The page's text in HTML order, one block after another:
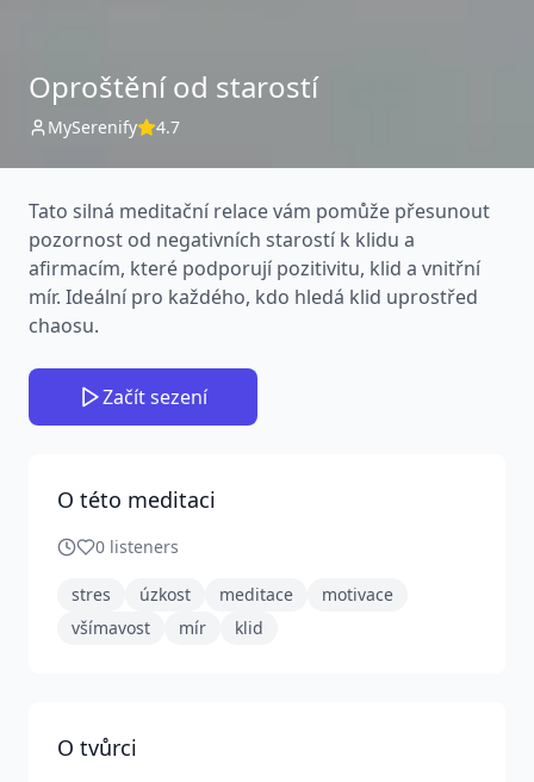
Oproštění od starostí
MySerenify 4.7
Tato silná meditační relace vám pomůže přesunout
pozornost od negativních starostí k klidu a
afirmacím, které podporují pozitivitu, klid a vnitřní
mír. Ideální pro každého, kdo hledá klid uprostřed
chaosu.
Začít sezení
O této meditaci
0 listeners
stres úzkost meditace
motivace
všímavost
mír klid
O tvůrci